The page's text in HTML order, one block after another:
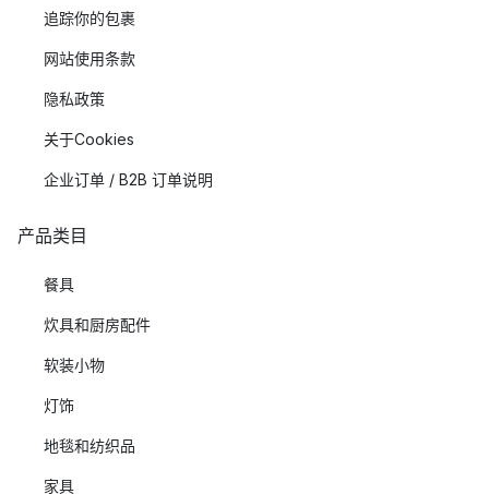
追踪你的包裹
网站使用条款
隐私政策
关于Cookies
企业订单 / B2B 订单说明
产品类目
餐具
炊具和厨房配件
软装小物
灯饰
地毯和纺织品
家具